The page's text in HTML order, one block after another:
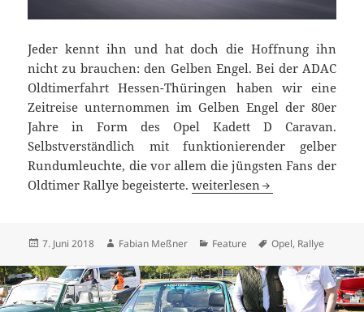
Jeder kennt ihn und hat doch die Hoffnung ihn
nicht zu brauchen: den Gelben Engel. Bei der ADAC
Oldtimerfahrt Hessen-Thüringen haben wir eine
Zeitreise unternommen im Gelben Engel der 80er
Jahre in Form des Opel Kadett D Caravan.
Selbstverständlich mit funktionierender gelber
Rundumleuchte, die vor allem die jüngsten Fans der
Oldtimer Rallye begeisterte.Unterwegs als „Gelber
weiterlesen
Veröffentlicht
7. Juni 2018 Autor
Fabian Meßner Kategorien
Feature Schlagwörter
Opel, Rallye